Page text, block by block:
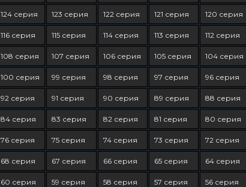
124 серия 123 серия 122 серия 121 серия 120 серия
116 серия 115 серия 114 серия 113 серия 112 серия
108 серия 107 серия 106 серия 105 серия 104 серия
100 серия 99 серия 98 серия 97 серия 96 серия
92 серия 91 серия 90 серия 89 серия 88 серия
84 серия 83 серия 82 серия 81 серия 80 серия
76 серия 75 серия 74 серия 73 серия 72 серия
68 серия 67 серия 66 серия 65 серия 64 серия
60 серия 59 серия 58 серия 57 серия 56 серия